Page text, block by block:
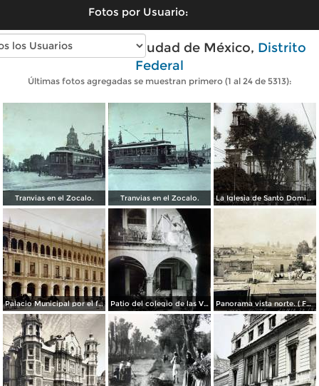
Fotos por Usuario:
Fotos antiguas de Ciudad de México, Distrito
Federal
Últimas fotos agregadas se muestran primero (1 al 24 de 5313):
Tranvias en el Zocalo. Tranvias en el Zocalo. La Iglesia de Santo Domingo.
Palacio Municipal por el fotografo Hugo Brehme.. Patio del colegio de las Vizcainas por el fotografo Hugo Brehme. Panorama vista norte. ( Fechada el 20 de Junio de 1905 ).